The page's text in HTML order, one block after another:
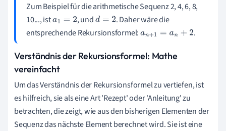
Zum Beispiel für die arithmetische Sequenz 2, 4, 6, 8,
10..., ista1=2 , undd=2
. Daher wäre die
entsprechende Rekursionsformel:an+1= an +2 .
Verständnis der Rekursionsformel: Mathe
vereinfacht
Um das Verständnis der Rekursionsformel zu vertiefen, ist
es hilfreich, sie als eine Art 'Rezept' oder 'Anleitung' zu
betrachten, die zeigt, wie aus den bisherigen Elementen der
Sequenz das nächste Element berechnet wird. Sie ist eine